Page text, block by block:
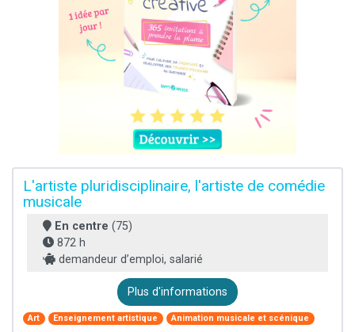
L'artiste pluridisciplinaire, l'artiste de comédie
musicale
En centre (75)
872 h
demandeur d’emploi, salarié
Plus d'informations
Art Enseignement artistique Animation musicale et scénique